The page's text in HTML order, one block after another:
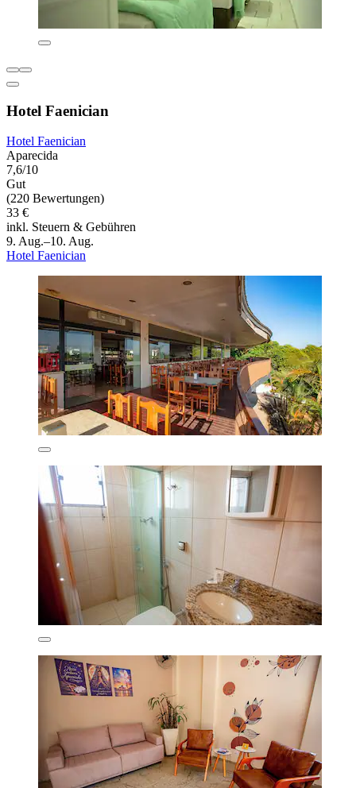
Hotel Faenician
Hotel Faenician
Aparecida
7,6/10
Gut
(220 Bewertungen)
33 €
inkl. Steuern & Gebühren
9. Aug.–10. Aug.
Hotel Faenician